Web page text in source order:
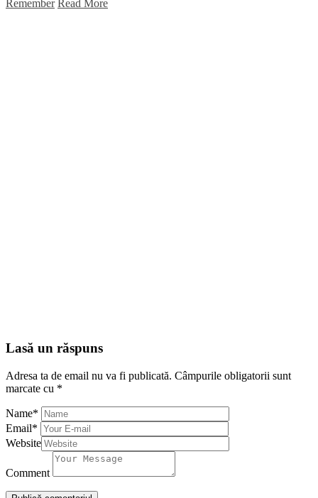
Remember Read More
Lasă un răspuns
Adresa ta de email nu va fi publicată. Câmpurile obligatorii sunt
marcate cu *
Name*
Email*
Website
Comment